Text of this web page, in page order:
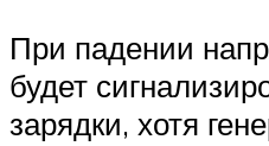
При падении
будет
зарядки, хотя